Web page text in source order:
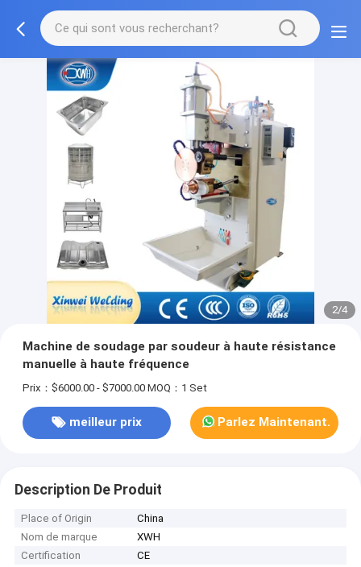
2/4
Machine de soudage par soudeur à haute résistance
manuelle à haute fréquence
Prix：$6000.00 - $7000.00 MOQ：1 Set
meilleur prix Parlez Maintenant.
Description De Produit
Place of Origin
China
Nom de marque
XWH
Certification
CE